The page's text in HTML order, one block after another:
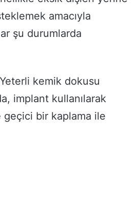
amacıyla
şu durumlarda
kemik dokusu
implant kullanılarak
bir kaplama ile